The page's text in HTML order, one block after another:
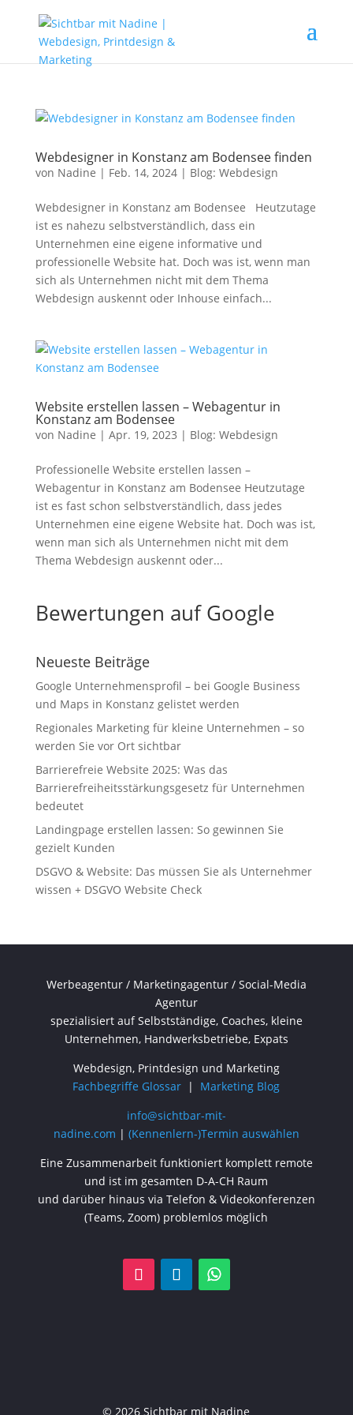
Webdesigner in Konstanz am Bodensee finden
von Nadine | Feb. 14, 2024| Blog: Webdesign
Webdesigner in Konstanz am Bodensee Heutzutage
ist es nahezu selbstverständlich, dass ein
Unternehmen eine eigene informative und
professionelle Website hat. Doch was ist, wenn man
sich als Unternehmen nicht mit dem Thema
Webdesign auskennt oder Inhouse einfach...
Website erstellen lassen – Webagentur in
Konstanz am Bodensee
von Nadine | Apr. 19, 2023 | Blog: Webdesign
Professionelle Website erstellen lassen –
Webagentur in Konstanz am Bodensee Heutzutage
ist es fast schon selbstverständlich, dass jedes
Unternehmen eine eigene Website hat. Doch was ist,
wenn man sich als Unternehmen nicht mit dem
Thema Webdesign auskennt oder...
Bewertungen auf Google
Neueste Beiträge
Google Unternehmensprofil – bei Google Business
und Maps in Konstanz gelistet werden
Regionales Marketing für kleine Unternehmen – so
werden Sie vor Ort sichtbar
Barrierefreie Website 2025: Was das
Barrierefreiheitsstärkungsgesetz für Unternehmen
bedeutet
Landingpage erstellen lassen: So gewinnen Sie
gezielt Kunden
DSGVO & Website: Das müssen Sie als Unternehmer
wissen + DSGVO Website Check
Werbeagentur / Marketingagentur / Social-Media
Agentur
spezialisiert auf Selbstständige, Coaches, kleine
Unternehmen, Handwerksbetriebe, Expats
Webdesign, Printdesign und Marketing
Fachbegriffe Glossar | Marketing Blog
info@sichtbar-mit-
nadine.com | (Kennenlern-)Termin auswählen
Eine Zusammenarbeit funktioniert komplett remote
und ist im gesamten D-A-CH Raum
und darüber hinaus via Telefon & Videokonferenzen
(Teams, Zoom) problemlos möglich
© 2026 Sichtbar mit Nadine